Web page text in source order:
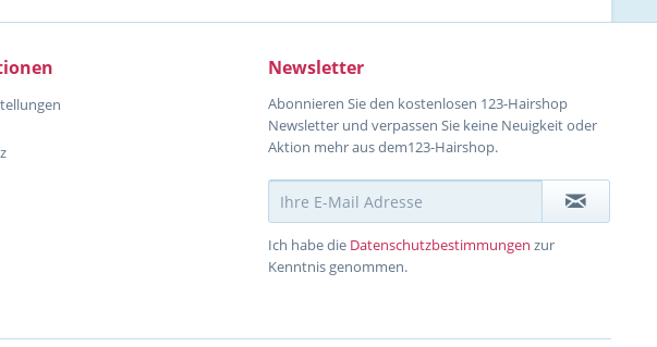
Newsletter
Abonnieren Sie den kostenlosen 123-Hairshop
Newsletter und verpassen Sie keine Neuigkeit oder
Aktion mehr aus dem123-Hairshop.
Ich habe die Datenschutzbestimmungen zur
Kenntnis genommen.